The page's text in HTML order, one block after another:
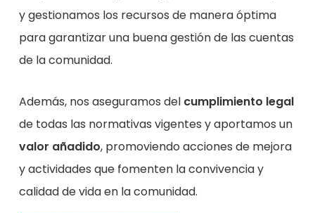
y gestionamos los recursos de manera óptima
para garantizar una buena gestión de las cuentas
de la comunidad.
Además, nos aseguramos del cumplimiento legal
de todas las normativas vigentes y aportamos un
valor añadido, promoviendo acciones de mejora
y actividades que fomenten la convivencia y
calidad de vida en la comunidad.